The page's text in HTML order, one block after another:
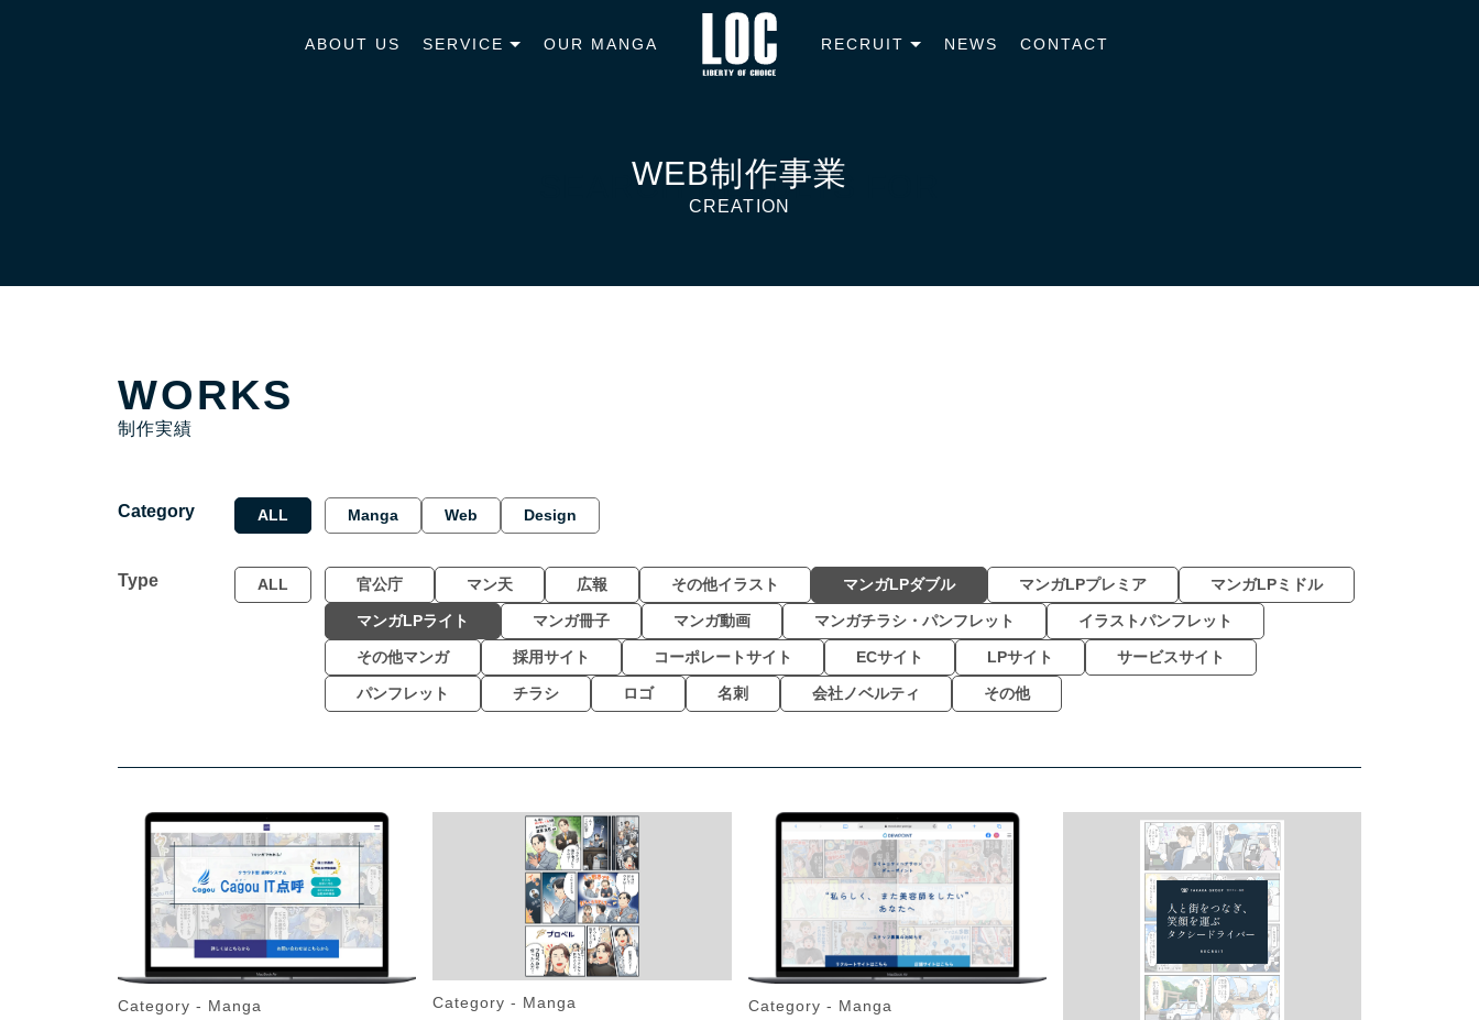
ABOUT US SERVICE OUR MANGA RECRUIT NEWS CONTACT
SEARCH RESULTS FOR
WORKS
制作実績
Category ALL Manga Web Design
Type ALL 官公庁 マン天 広報 その他イラスト マンガLPダブル マンガLPプレミア マンガLPミドル
マンガLPライト マンガ冊子 マンガ動画 マンガチラシ・パンフレット イラストパンフレット
その他マンガ 採用サイト コーポレートサイト ECサイト LPサイト サービスサイト
パンフレット チラシ ロゴ 名刺 会社ノベルティ その他
Category - Manga Category - Manga Category - Manga